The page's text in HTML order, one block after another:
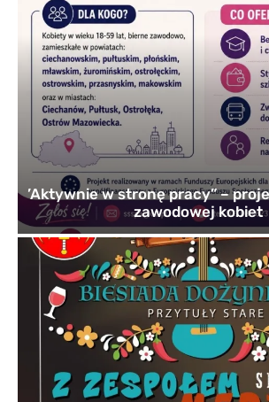
’Aktywnie w stronę pracy” –
zawodowej kobiet